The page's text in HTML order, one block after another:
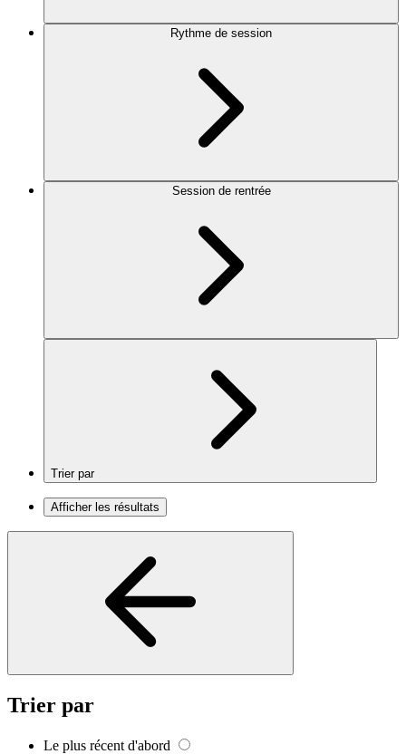
Rythme de session
Session de rentrée
Trier par
Afficher les résultats
Trier par
Le plus récent d'abord